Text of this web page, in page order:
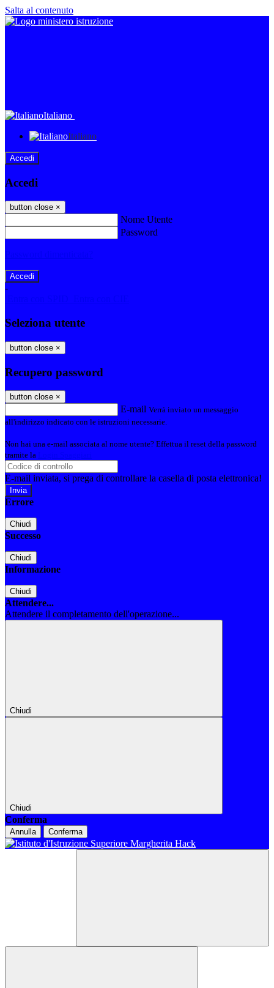
Salta al contenuto
Italiano
Italiano
Accedi
Accedi
button close ×
Nome Utente
Password
-
Seleziona utente
button close ×
Recupero password
button close ×
E-mail Verrà inviato un messaggio
all'indirizzo indicato con le istruzioni necessarie.
Non hai una e-mail associata al nome utente? Effettua il reset della password
tramite la
E-mail inviata, si prega di controllare la casella di posta elettronica!
Errore
Chiudi
Successo
Chiudi
Informazione
Chiudi
Attendere...
Attendere il completamento dell'operazione...
Chiudi
Chiudi
Conferma
Annulla Conferma